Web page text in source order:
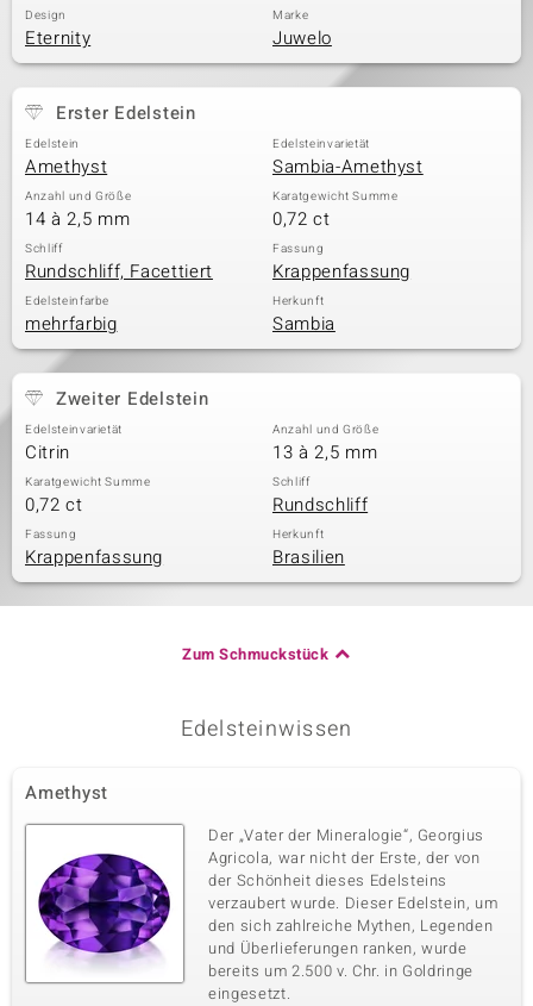
Design
Eternity
Marke
Juwelo
Erster Edelstein
Edelstein
Amethyst
Edelsteinvarietät
Sambia-Amethyst
Anzahl und Größe
14 à 2,5 mm
Karatgewicht Summe
0,72 ct
Schliff
Rundschliff, Facettiert
Fassung
Krappenfassung
Edelsteinfarbe
mehrfarbig
Herkunft
Sambia
Zweiter Edelstein
Edelsteinvarietät
Citrin
Anzahl und Größe
13 à 2,5 mm
Karatgewicht Summe
0,72 ct
Schliff
Rundschliff
Fassung
Krappenfassung
Herkunft
Brasilien
Zum Schmuckstück
Edelsteinwissen
Amethyst
Der „Vater der Mineralogie“, Georgius
Agricola, war nicht der Erste, der von
der Schönheit dieses Edelsteins
verzaubert wurde. Dieser Edelstein, um
den sich zahlreiche Mythen, Legenden
und Überlieferungen ranken, wurde
bereits um 2.500 v. Chr. in Goldringe
eingesetzt.